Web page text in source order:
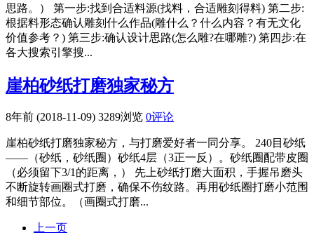
思路。） 第一步:找到合适料源(找料，合适雕刻得料) 第二步:
根据料形态确认雕刻什么作品(雕什么？什么内容？有无文化
价值参考？) 第三步:确认设计思路(怎么雕?在哪雕?) 第四步:在
各大搜索引擎搜...
崖柏砂纸打磨独家秘方
8年前 (2018-11-09) 3289浏览 0评论
崖柏砂纸打磨独家秘方，与打磨爱好者一同分享。 240目砂纸
——（砂纸，砂纸圈）砂纸4层（3正一反）。砂纸圈配带皮圈
（必须留下3/1的距离，） 先上砂纸打磨大面积，手握吊磨头
不断旋转画圈式打磨，确保不伤纹路。再用砂纸圈打磨小范围
和细节部位。（画圈式打磨...
上一页